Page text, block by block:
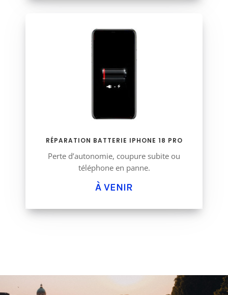
RÉPARATION BATTERIE IPHONE 18 PRO
Perte d’autonomie, coupure subite ou
téléphone en panne.
À VENIR